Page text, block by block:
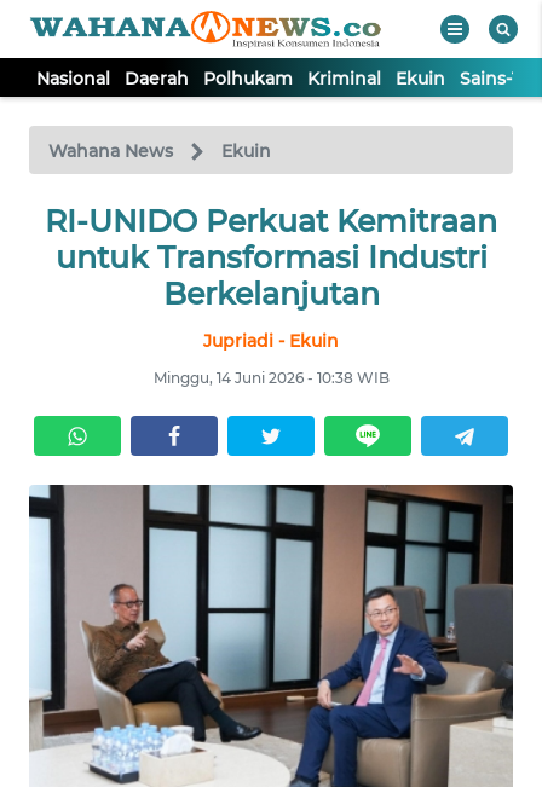
Nasional Daerah Polhukam Kriminal Ekuin Sains-
Wahana News Ekuin
RI-UNIDO Perkuat Kemitraan
untuk Transformasi Industri
Berkelanjutan
Jupriadi - Ekuin
Minggu, 14 Juni 2026 - 10:38 WIB
TV
Tutup
NASIONAL
KRIMINAL
EKUIN
SAINS-TEKNO
KESEHATAN
INTERNASIONAL
SERBA-SERBI